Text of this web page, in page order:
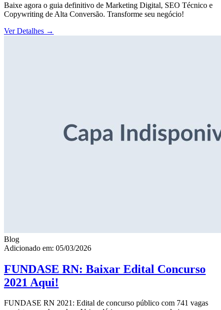
Baixe agora o guia definitivo de Marketing Digital, SEO Técnico e
Copywriting de Alta Conversão. Transforme seu negócio!
Ver Detalhes →
Blog
Adicionado em: 05/03/2026
FUNDASE RN: Baixar Edital Concurso
2021 Aqui!
FUNDASE RN 2021: Edital de concurso público com 741 vagas